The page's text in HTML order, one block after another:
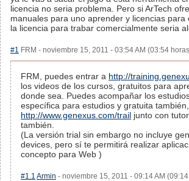
licencia no seria problema. Pero si ArTech
manuales para uno aprender y licencias para
la licencia para trabar comercialmente seria
#1 FRM - noviembre 15, 2011 - 03:54 AM (03:54
FRM, puedes entrar a http://
los videos de los cursos, gratuitos para
donde sea. Puedes acompañar los
específica para estudios y gratuita
http://www.genexus.com/trail junto con
también.
(La versión trial sin embargo no incluye
devices, pero sí te permitirá realizar
concepto para Web )
#1.1 Armin - noviembre 15, 2011 - 09:14 AM